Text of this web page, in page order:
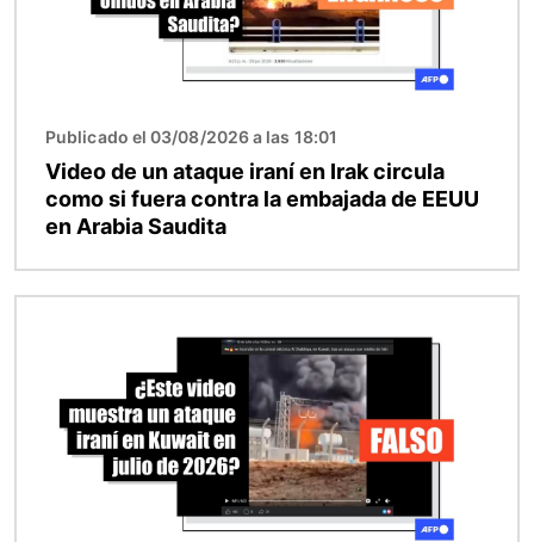
Publicado el 03/08/2026 a las 18:01
Video de un ataque iraní en Irak circula
como si fuera contra la embajada de EEUU
en Arabia Saudita